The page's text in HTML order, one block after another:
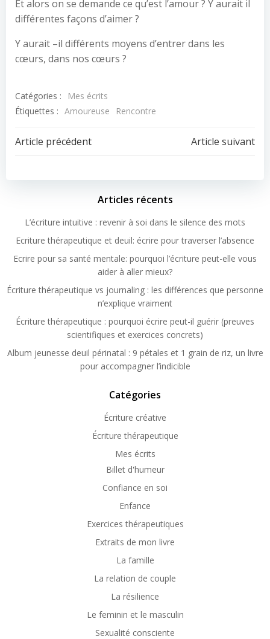
Et alors on se demande ce qu’est l’amour ? Y aurait il
différentes façons d’aimer ?
Y aurait –il différents moyens d’entrer dans les
cœurs, dans nos cœurs ?
Catégories :
Mes écrits
Étiquettes : Amoureuse Rencontre
Article précédent Article suivant
Articles récents
L’écriture intuitive : revenir à soi dans le silence des mots
Ecriture thérapeutique et deuil: écrire pour traverser l’absence
Ecrire pour sa santé mentale: pourquoi l’écriture peut-elle vous
aider à aller mieux?
Écriture thérapeutique vs journaling : les différences que personne
n’explique vraiment
Écriture thérapeutique : pourquoi écrire peut-il guérir (preuves
scientifiques et exercices concrets)
Album jeunesse deuil périnatal : 9 pétales et 1 grain de riz, un livre
pour accompagner l’indicible
Catégories
Écriture créative
Écriture thérapeutique
Mes écrits
Billet d'humeur
Confiance en soi
Enfance
Exercices thérapeutiques
Extraits de mon livre
La famille
La relation de couple
La résilience
Le feminin et le masculin
Sexualité consciente